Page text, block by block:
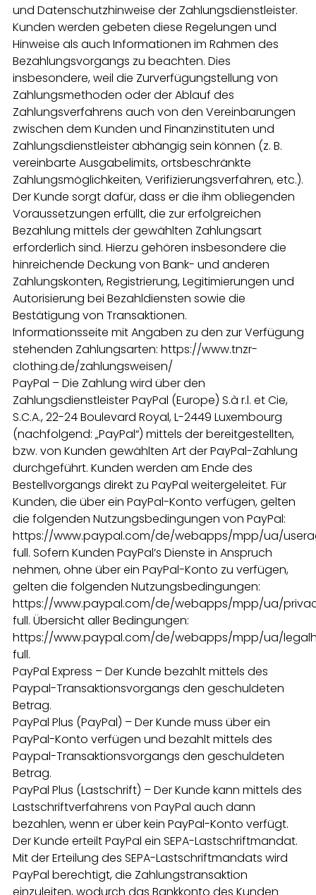
und Datenschutzhinweise der Zahlungsdienstleister.
Kunden werden gebeten diese Regelungen und
Hinweise als auch Informationen im Rahmen des
Bezahlungsvorgangs zu beachten. Dies
insbesondere, weil die Zurverfügungstellung von
Zahlungsmethoden oder der Ablauf des
Zahlungsverfahrens auch von den Vereinbarungen
zwischen dem Kunden und Finanzinstituten und
Zahlungsdienstleister abhängig sein können (z. B.
vereinbarte Ausgabelimits, ortsbeschränkte
Zahlungsmöglichkeiten, Verifizierungsverfahren, etc.).
Der Kunde sorgt dafür, dass er die ihm obliegenden
Voraussetzungen erfüllt, die zur erfolgreichen
Bezahlung mittels der gewählten Zahlungsart
erforderlich sind. Hierzu gehören insbesondere die
hinreichende Deckung von Bank- und anderen
Zahlungskonten, Registrierung, Legitimierungen und
Autorisierung bei Bezahldiensten sowie die
Bestätigung von Transaktionen.
Informationsseite mit Angaben zu den zur Verfügung
stehenden Zahlungsarten: https://www.tnzr-
clothing.de/zahlungsweisen/
PayPal – Die Zahlung wird über den
Zahlungsdienstleister PayPal (Europe) S.à r.l. et Cie,
S.C.A., 22-24 Boulevard Royal, L-2449 Luxembourg
(nachfolgend: „PayPal“) mittels der bereitgestellten,
bzw. von Kunden gewählten Art der PayPal-Zahlung
durchgeführt. Kunden werden am Ende des
Bestellvorgangs direkt zu PayPal weitergeleitet. Für
Kunden, die über ein PayPal-Konto verfügen, gelten
die folgenden Nutzungsbedingungen von PayPal:
https://www.paypal.com/de/webapps/mpp/ua/
full. Sofern Kunden PayPal’s Dienste in Anspruch
nehmen, ohne über ein PayPal-Konto zu verfügen,
gelten die folgenden Nutzungsbedingungen:
https://www.paypal.com/de/webapps/mpp/ua/
full. Übersicht aller Bedingungen:
https://www.paypal.com/de/webapps/mpp/ua/
full.
PayPal Express – Der Kunde bezahlt mittels des
Paypal-Transaktionsvorgangs den geschuldeten
Betrag.
PayPal Plus (PayPal) – Der Kunde muss über ein
PayPal-Konto verfügen und bezahlt mittels des
Paypal-Transaktionsvorgangs den geschuldeten
Betrag.
PayPal Plus (Lastschrift) – Der Kunde kann mittels des
Lastschriftverfahrens von PayPal auch dann
bezahlen, wenn er über kein PayPal-Konto verfügt.
Der Kunde erteilt PayPal ein SEPA-Lastschriftmandat.
Mit der Erteilung des SEPA-Lastschriftmandats wird
PayPal berechtigt, die Zahlungstransaktion